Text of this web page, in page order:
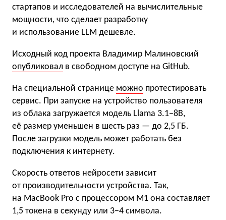
стартапов и исследователей на вычислительные
мощности, что сделает разработку
и использование LLM дешевле.
Исходный код проекта Владимир Малиновский
опубликовал в свободном доступе на GitHub.
На специальной странице можно протестировать
сервис. При запуске на устройство пользователя
из облака загружается модель Llama 3.1−8B,
её размер уменьшен в шесть раз — до 2,5 ГБ.
После загрузки модель может работать без
подключения к интернету.
Скорость ответов нейросети зависит
от производительности устройства. Так,
на MacBook Pro с процессором M1 она составляет
1,5 токена в секунду или 3−4 символа.